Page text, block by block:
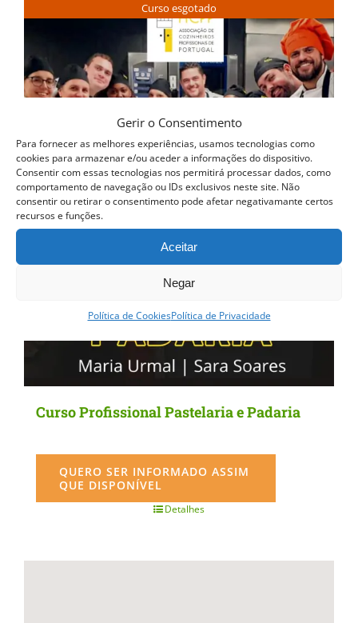
Gerir o Consentimento
Para fornecer as melhores experiências, usamos tecnologias como
cookies para armazenar e/ou aceder a informações do dispositivo.
Consentir com essas tecnologias nos permitirá processar dados, como
comportamento de navegação ou IDs exclusivos neste site. Não
consentir ou retirar o consentimento pode afetar negativamante certos
recursos e funções.
Aceitar
Negar
Política de CookiesPolítica de Privacidade
Curso esgotado
Curso Profissional Pastelaria e Padaria
QUERO SER INFORMADO ASSIM
QUE DISPONÍVEL
Detalhes